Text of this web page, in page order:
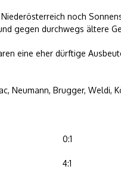
noch
gegen durchwegs ältere
eine eher dürftige
Neumann, Brugger, Weldi,
0:1
4:1